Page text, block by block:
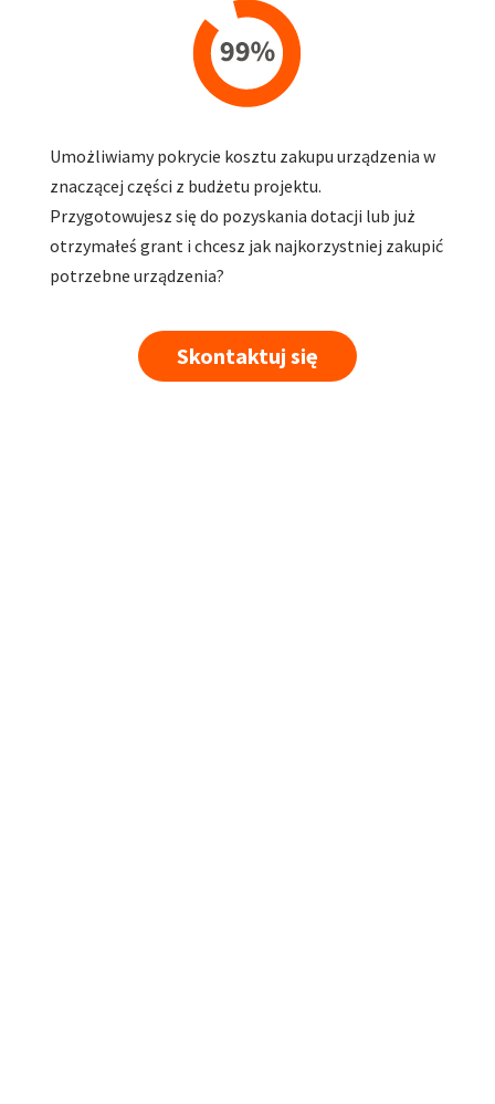
Umożliwiamy pokrycie kosztu zakupu urządzenia w
znaczącej części z budżetu projektu.
Przygotowujesz się do pozyskania dotacji lub już
otrzymałeś grant i chcesz jak najkorzystniej zakupić
potrzebne urządzenia?
Skontaktuj się